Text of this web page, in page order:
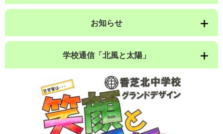
お知らせ
学校通信「北風と太陽」